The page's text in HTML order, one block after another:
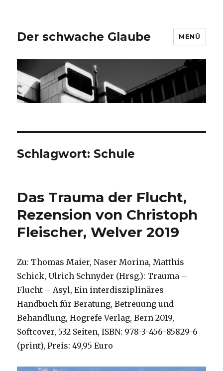
Der schwache Glaube MENÜ
Schlagwort: Schule
Das Trauma der Flucht,
Rezension von Christoph
Fleischer, Welver 2019
Zu: Thomas Maier, Naser Morina, Matthis
Schick, Ulrich Schnyder (Hrsg.): Trauma –
Flucht – Asyl, Ein interdisziplinäres
Handbuch für Beratung, Betreuung und
Behandlung, Hogrefe Verlag, Bern 2019,
Softcover, 532 Seiten, ISBN: 978-3-456-85829-6
(print), Preis: 49,95 Euro